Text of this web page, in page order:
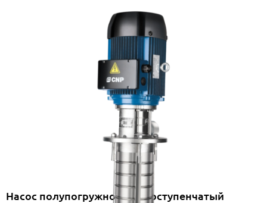
Насос полупогружной многоступенчатый